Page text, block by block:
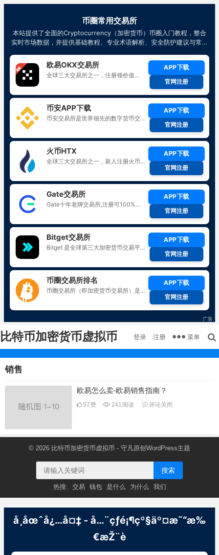
比特币加密货币虚拟币 登录 注册 菜单
销售
欧易怎么卖-欧易销售指南？
97赞 241 阅读 评论关闭
© 2026 比特币加密货币虚拟币 - 守凡原创 WordPress主题
搜索
热搜: 交易 钱包 是什么 为什么 我们